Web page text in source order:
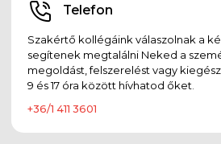
Telefon
Szakértő kollégáink válaszolnak a
segítenek megtalálni Neked a
megoldást, felszerelést vagy
9 és 17 óra között hívhatod őket.
+36/1 411 3601